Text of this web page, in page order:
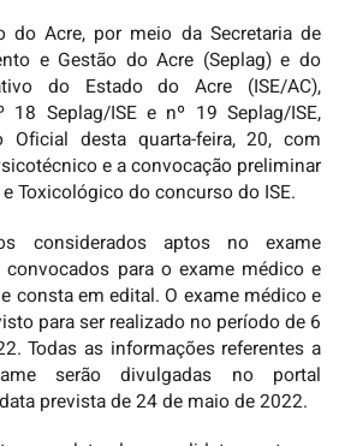
do Acre, por meio da Secretaria de
e Gestão do Acre (Seplag) e do
do Estado do Acre (ISE/AC),
Seplag/ISE e nº 19 Seplag/ISE,
Oficial desta quarta-feira, 20, com
e a convocação preliminar
Toxicológico do concurso do ISE.
considerados aptos no exame
para o exame médico e
consta em edital. O exame médico e
para ser realizado no período de 6
Todas as informações referentes a
serão divulgadas no portal
prevista de 24 de maio de 2022.